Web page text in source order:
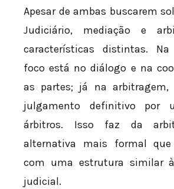
Apesar de ambas buscarem
Judiciário, mediação e
características distintas.
foco está no diálogo e na
as partes; já na arbitragem,
julgamento definitivo por
árbitros. Isso faz da
alternativa mais formal
com uma estrutura similar
judicial.